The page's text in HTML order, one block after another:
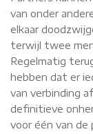
van onder
elkaar
terwijl twee
Regelmatig
hebben dat er
van verbinding
definitieve
voor één van de